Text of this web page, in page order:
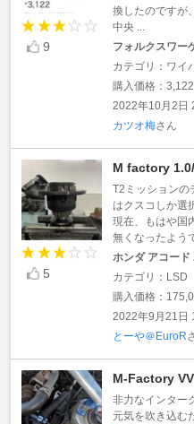
9
換したのですが
中央 ...
フォルクスワー
カテゴリ：ワイ
購入価格：
2022年10月2日
カツオ梅さん
5
M factory
T2ミッションの
はクスコしか選
現在、もはや国
無くなったよう
ホンダ アコード
カテゴリ：LSD
購入価格：
2022年9月21日
とーや＠EuroR
M-Factory
非力なインター
元気を吹き込む